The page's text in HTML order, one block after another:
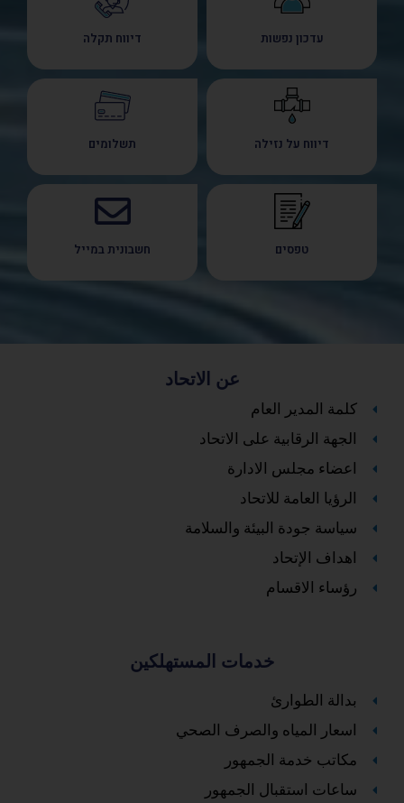
עדכון נפשות
דיווח על נזילה
טפסים
דיווח תקלה
תשלומים
חשבונית במייל
عن الاتحاد
كلمة المدير العام
الجهة الرقابية على الاتحاد
اعضاء مجلس الادارة
الرؤيا العامة للاتحاد
سياسة جودة البيئة والسلامة
اهداف الإتحاد
رؤساء الاقسام
خدمات المستهلكين
بدالة الطوارئ
اسعار المياه والصرف الصحي
مكاتب خدمة الجمهور
ساعات استقبال الجمهور